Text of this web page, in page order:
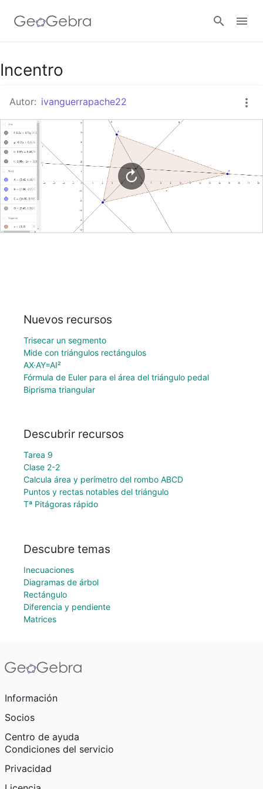
Google Classroom
GeoGebra Classroom
Abrir sesión
Incentro
Autor: ivanguerrapache22
Nuevos recursos
Trisecar un segmento
Mide con triángulos rectángulos
AX·AY=AI²
Fórmula de Euler para el área del triángulo pedal
Biprisma triangular
Descubrir recursos
Tarea 9
Clase 2-2
Calcula área y perímetro del rombo ABCD
Puntos y rectas notables del triángulo
Tª Pitágoras rápido
Descubre temas
Inecuaciones
Diagramas de árbol
Rectángulo
Diferencia y pendiente
Matrices
Información
Socios
Centro de ayuda
Condiciones del servicio
Privacidad